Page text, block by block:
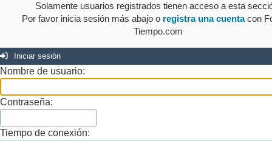
Solamente usuarios registrados tienen acceso a esta
Por favor inicia sesión más abajo o registra una cuentacon
Tiempo.com
Iniciar sesión
Nombre de usuario:
Contraseña:
Tiempo de conexión: